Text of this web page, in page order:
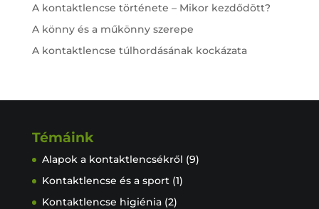
A kontaktlencse története – Mikor kezdődött?
A könny és a műkönny szerepe
A kontaktlencse túlhordásának kockázata
Témáink
Alapok a kontaktlencsékről (9)
Kontaktlencse és a sport (1)
Kontaktlencse higiénia(2)